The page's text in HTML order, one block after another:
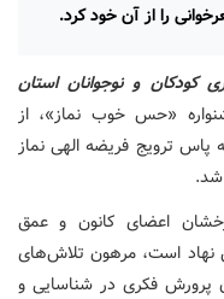
را از آن خود کرد.
کودکان و نوجوانان استان
«حس خوب نماز»، از
ترویج فریضه الهی نماز
شد.
اعضای کانون و عمق
نهاد است، مرهون تلاش‌های
پرورش فکری در شناسایی و